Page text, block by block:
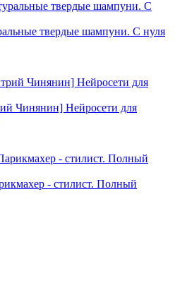
твердые шампуни. С нуля
Чинянин] Нейросети для
- стилист. Полный